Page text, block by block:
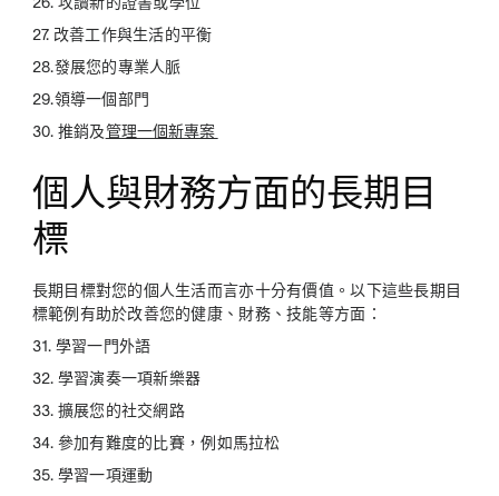
27. 改善工作與生活的平衡
28.發展您的專業人脈
29.領導一個部門
30. 推銷及管理一個新專案
個人與財務方面的長期目
標
長期目標對您的個人生活而言亦十分有價值。以下這些長期目
標範例有助於改善您的健康、財務、技能等方面：
31. 學習一門外語
32. 學習演奏一項新樂器
33. 擴展您的社交網路
34. 參加有難度的比賽，例如馬拉松
35. 學習一項運動